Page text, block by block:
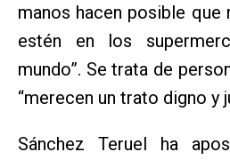
manos hacen posible
estén en los
mundo”. Se trata de
“merecen un trato digno y
Sánchez Teruel ha